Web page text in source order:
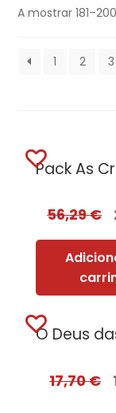
A mostrar
1 2 3
56,29€
17,70€